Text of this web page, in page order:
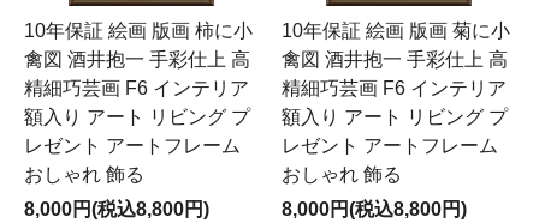
10年保証 絵画 版画 柿に小
禽図 酒井抱一 手彩仕上 高
精細巧芸画 F6 インテリア
額入り アート リビング プ
レゼント アートフレーム
おしゃれ 飾る
8,000円(税込8,800円)
10年保証 絵画 版画 菊に小
禽図 酒井抱一 手彩仕上 高
精細巧芸画 F6 インテリア
額入り アート リビング プ
レゼント アートフレーム
おしゃれ 飾る
8,000円(税込8,800円)